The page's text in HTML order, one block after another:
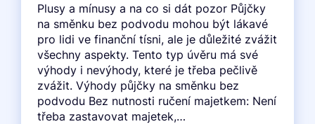
Plusy a mínusy a na co si dát pozor Půjčky
na směnku bez podvodu mohou být lákavé
pro lidi ve finanční tísni, ale je důležité zvážit
všechny aspekty. Tento typ úvěru má své
výhody i nevýhody, které je třeba pečlivě
zvážit. Výhody půjčky na směnku bez
podvodu Bez nutnosti ručení majetkem: Není
třeba zastavovat majetek,…